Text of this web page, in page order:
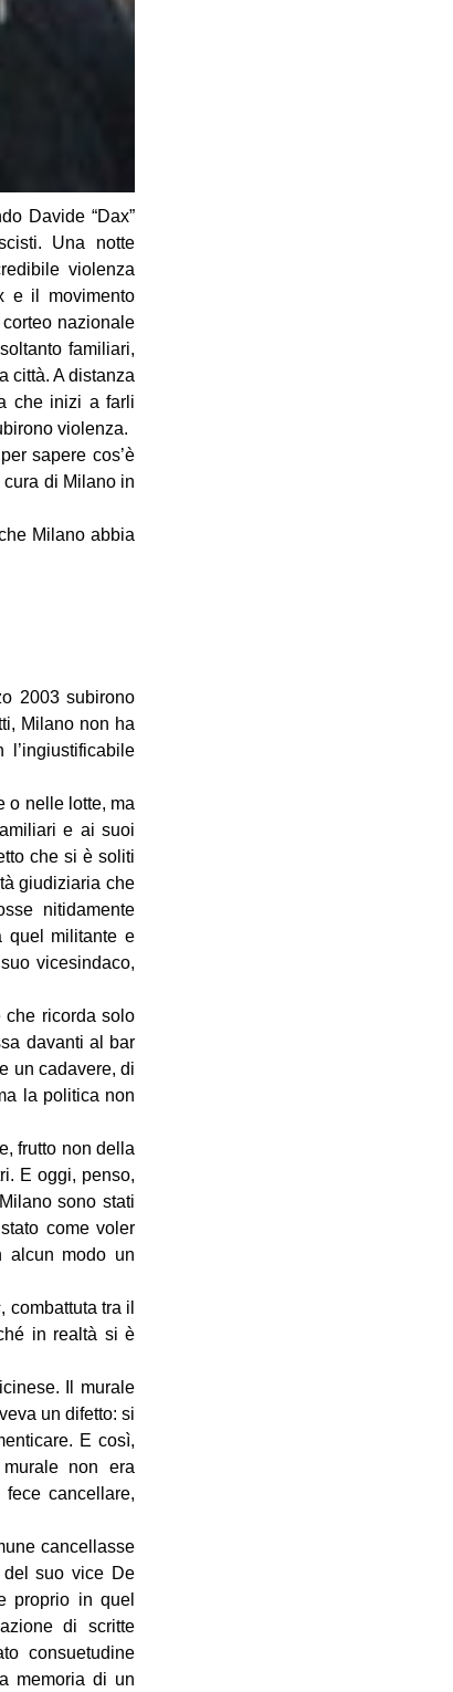
Davide “Dax”
Una notte
violenza
e il movimento
nazionale
familiari,
città. A distanza
che inizi a farli
violenza.
sapere cos’è
cura di Milano in
Milano abbia
2003 subirono
Milano non ha
o nelle lotte, ma
e ai suoi
che si è soliti
giudiziaria che
nitidamente
quel militante e
vicesindaco,
che ricorda solo
davanti al bar
un cadavere, di
la politica non
frutto non della
E oggi, penso,
sono stati
come voler
alcun modo un
, combattuta tra il
in realtà si è
Il murale
un difetto: si
E così,
non era
cancellare,
cancellasse
del suo vice De
proprio in quel
di scritte
consuetudine
memoria di un